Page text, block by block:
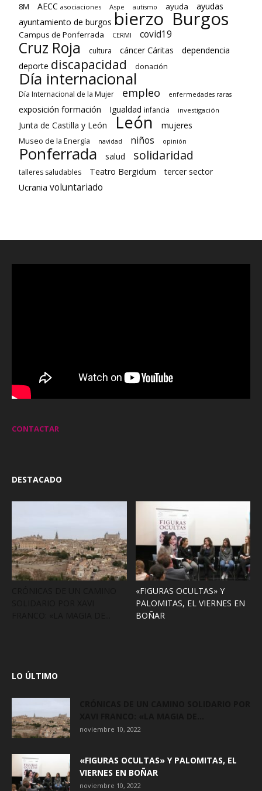
8M AECC asociaciones Aspe autismo ayuda
ayudas
ayuntamiento de burgos bierzo Burgos
Campus de Ponferrada CERMI covid19
Cruz Roja cultura cáncerCáritas
dependencia
deporte discapacidad donación
Día internacional
Día Internacional de la Mujer empleo enfermedades raras
exposición formación Igualdad infancia investigación
Junta de Castilla y León León mujeres
Museo de la Energía navidad niños opinión
Ponferrada salud solidaridad
talleres saludables Teatro Bergidum
tercer sector
Ucrania voluntariado
CONTACTAR
DESTACADO
«FIGURAS OCULTAS» Y
PALOMITAS, EL VIERNES EN
BOÑAR
LO ÚLTIMO
noviembre 10, 2022
«FIGURAS OCULTAS» Y PALOMITAS, EL
VIERNES EN BOÑAR
noviembre 10, 2022